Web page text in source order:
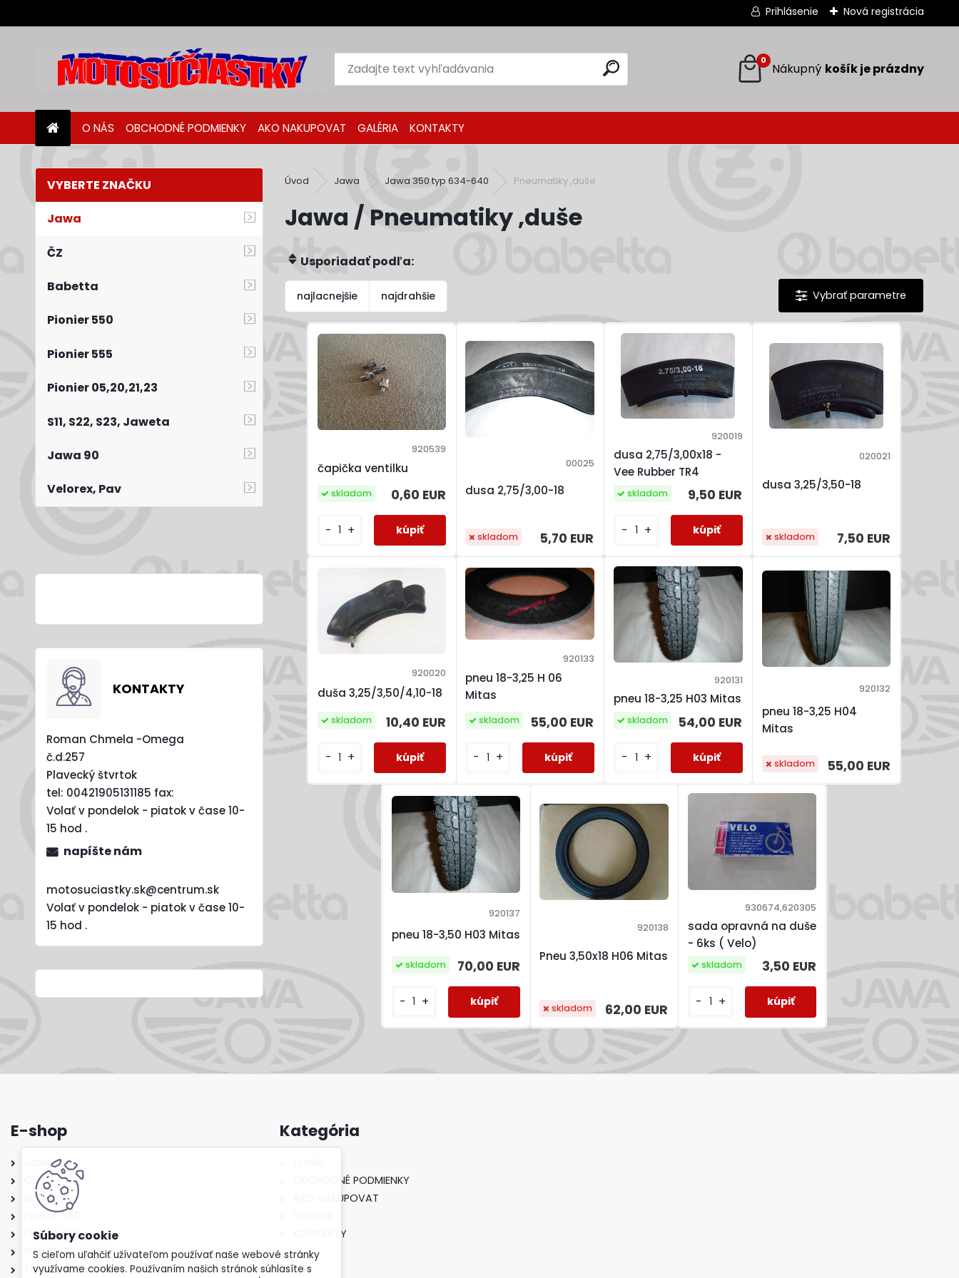
S cieľom uľahčiť užívateľom používať naše webové stránky
využívame cookies. Používaním našich stránok súhlasíte s
Prihlásenie Nová registrácia
O NÁS OBCHODNÉ PODMIENKY AKO NAKUPOVAT GALÉRIA KONTAKTY
0
Jawa
ČZ
Babetta
Pionier 550
Pionier 555
Pionier 05,20,21,23
S11, S22, S23, Jaweta
Jawa 90
Velorex, Pav
KONTAKTY
Roman Chmela -Omega
č.d.257
Plavecký štvrtok
tel: 00421905131185 fax:
Volať v pondelok - piatok v čase 10-
15 hod .
napíšte nám
motosuciastky.sk@centrum.sk
Volať v pondelok - piatok v čase 10-
15 hod .
Úvod Jawa Jawa 350 typ 634-640 Pneumatiky ,duše
Jawa / Pneumatiky ,duše
Usporiadať podľa:
najlacnejšie najdrahšie
čapička ventilku
920539
0,60 EUR
skladom
- +
dusa 2,75/3,00-18
00025
5,70 EUR
skladom
dusa 2,75/3,00x18 -
Vee Rubber TR4
920019
9,50 EUR
skladom
- +
dusa 3,25/3,50-18
020021
7,50 EUR
skladom
duša 3,25/3,50/4,10-18
920020
10,40 EUR
skladom
- +
pneu 18-3,25 H 06
Mitas
920133
55,00 EUR
skladom
- +
pneu 18-3,25 H03 Mitas
920131
54,00 EUR
skladom
- +
pneu 18-3,25 H04
Mitas
920132
55,00 EUR
skladom
pneu 18-3,50 H03 Mitas
920137
70,00 EUR
skladom
- +
Pneu 3,50x18 H06 Mitas
920138
62,00 EUR
skladom
sada opravná na duše
- 6ks ( Velo)
930674,620305
3,50 EUR
skladom
- +
E-shop
Jawa
ČZ
Babetta
Pionier 550
Pionier 555
Pionier 05,20,21,23
S11, S22, S23, Jaweta
Kategória
OBCHODNÉ PODMIENKY
AKO NAKUPOVAT
KONTAKTY